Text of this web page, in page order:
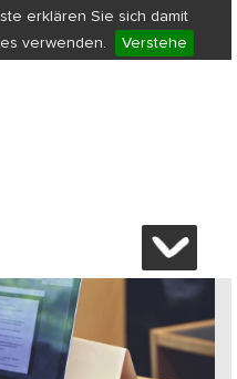
erklären Sie sich damit
verwenden.
Verstehe